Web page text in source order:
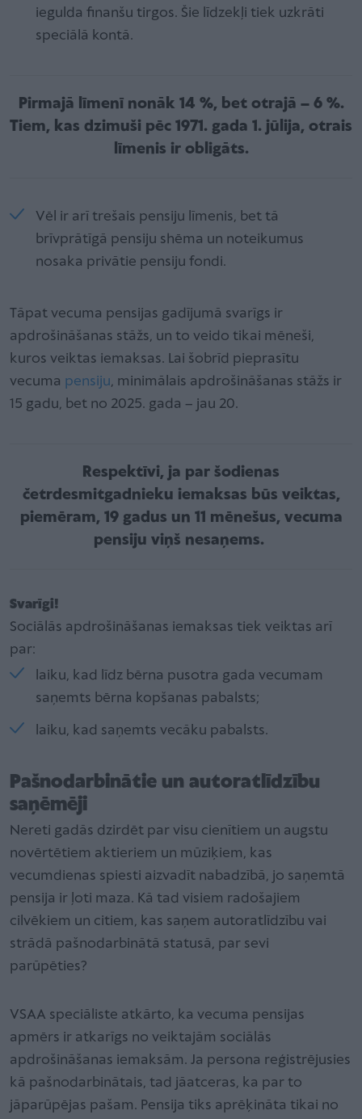
iegulda finanšu tirgos. Šie līdzekļi tiek uzkrāti
speciālā kontā.
Pirmajā līmenī nonāk 14 %, bet otrajā – 6 %.
Tiem, kas dzimuši pēc 1971. gada 1. jūlija, otrais
līmenis ir obligāts.
Vēl ir arī trešais pensiju līmenis, bet tā
brīvprātīgā pensiju shēma un noteikumus
nosaka privātie pensiju fondi.
Tāpat vecuma pensijas gadījumā svarīgs ir
apdrošināšanas stāžs, un to veido tikai mēneši,
kuros veiktas iemaksas. Lai šobrīd pieprasītu
vecuma pensiju, minimālais apdrošināšanas stāžs ir
15 gadu, bet no 2025. gada – jau 20.
Respektīvi, ja par šodienas
četrdesmitgadnieku iemaksas būs veiktas,
piemēram, 19 gadus un 11 mēnešus, vecuma
pensiju viņš nesaņems.
Svarīgi!
Sociālās apdrošināšanas iemaksas tiek veiktas arī
par:
laiku, kad līdz bērna pusotra gada vecumam
saņemts bērna kopšanas pabalsts;
laiku, kad saņemts vecāku pabalsts.
Pašnodarbinātie un autoratlīdzību
saņēmēji
Nereti gadās dzirdēt par visu cienītiem un augstu
novērtētiem aktieriem un mūziķiem, kas
vecumdienas spiesti aizvadīt nabadzībā, jo saņemtā
pensija ir ļoti maza. Kā tad visiem radošajiem
cilvēkiem un citiem, kas saņem autoratlīdzību vai
strādā pašnodarbinātā statusā, par sevi
parūpēties?
VSAA speciāliste atkārto, ka vecuma pensijas
apmērs ir atkarīgs no veiktajām sociālās
apdrošināšanas iemaksām. Ja persona reģistrējusies
kā pašnodarbinātais, tad jāatceras, ka par to
jāparūpējas pašam. Pensija tiks aprēķināta tikai no